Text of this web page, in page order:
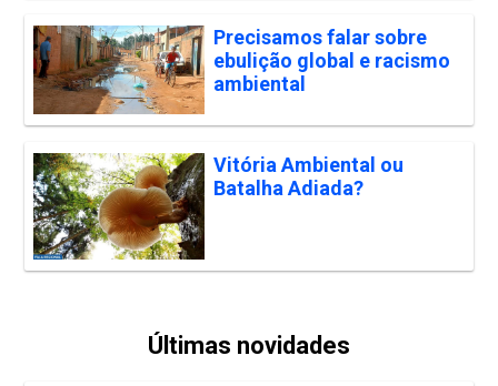
Precisamos falar sobre
ebulição global e racismo
ambiental
Vitória Ambiental ou
Batalha Adiada?
Últimas novidades